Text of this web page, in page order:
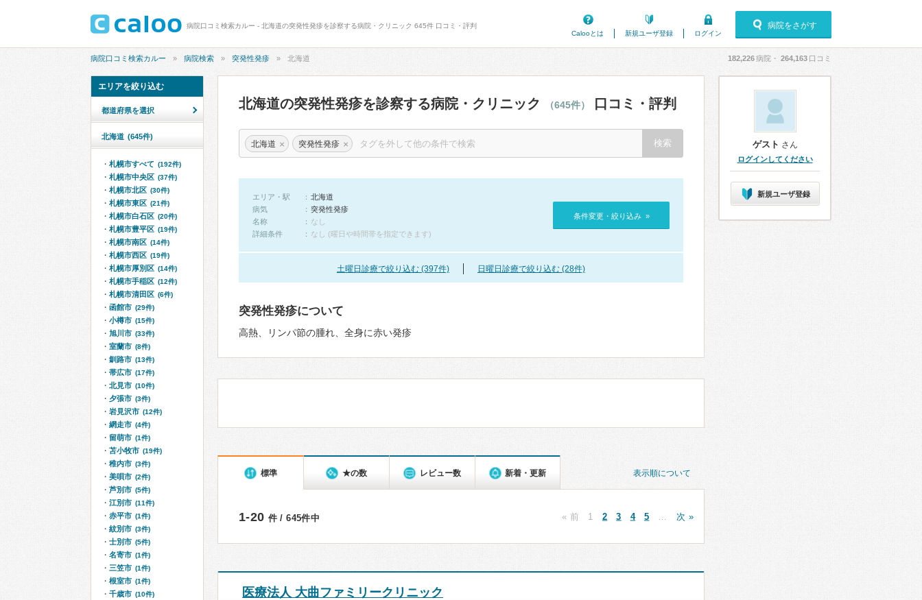
病院口コミ検索カルー - 北海道の突発性発疹を診察する病院・クリニック 645件 口コミ・評判
Calooとは
新規ユーザ登録 ログイン
病院をさがす
病院口コミ検索カルー 病院検索 突発性発疹 北海道 182,226病院・ 264,163 口コミ
北海道の突発性発疹を診察する病院・クリニック （645件） 口コミ・評判
北海道 × 突発性発疹 ×
エリア・駅
北海道
病気
突発性発疹
名称
なし
詳細条件
なし (曜日や時間帯を指定できます)
条件変更・絞り込み »
土曜日診療で絞り込む (397件) 日曜日診療で絞り込む (28件)
突発性発疹について
高熱、リンパ節の腫れ、全身に赤い発疹
表示順について
標準 ★の数 レビュー数 新着・更新
1-20 件 / 645件中 « 前 1 2 3 4 5 次 »
医療法人 大曲ファミリークリニック
エリアを絞り込む
都道府県を選択
北海道 (645件)
札幌市すべて (192件)
札幌市中央区 (37件)
札幌市北区 (30件)
札幌市東区 (21件)
札幌市白石区 (20件)
札幌市豊平区 (19件)
札幌市南区 (14件)
札幌市西区 (19件)
札幌市厚別区 (14件)
札幌市手稲区 (12件)
札幌市清田区 (6件)
函館市 (29件)
小樽市 (15件)
旭川市 (33件)
室蘭市 (8件)
釧路市 (13件)
帯広市 (17件)
北見市 (10件)
夕張市 (3件)
岩見沢市 (12件)
網走市 (4件)
留萌市 (1件)
苫小牧市 (19件)
稚内市 (3件)
美唄市 (2件)
芦別市 (5件)
江別市 (11件)
赤平市 (1件)
紋別市 (3件)
士別市 (5件)
名寄市 (1件)
三笠市 (1件)
根室市 (1件)
千歳市 (10件)
ゲスト さん
ログインしてください
新規ユーザ登録